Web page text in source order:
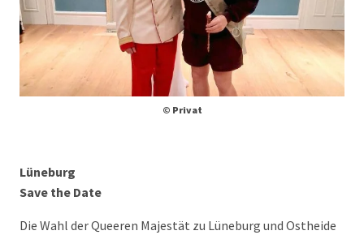
© Privat
Lüneburg
Save the Date
Die Wahl der Queeren Majestät zu Lüneburg und Ostheide